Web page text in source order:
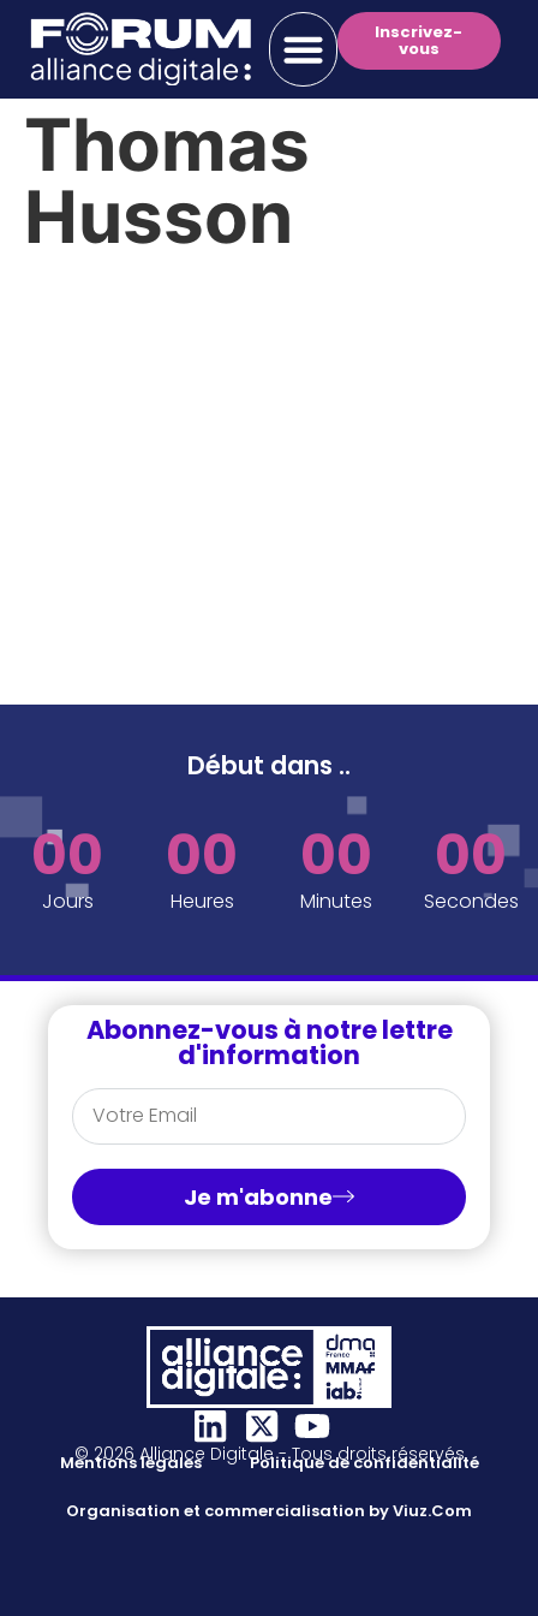
Inscrivez-
vous
Thomas
Husson
Début dans ..
00
Jours
00
Heures
00
Minutes
00
Secondes
Abonnez-vous à notre lettre
d'information
Je m'abonne
© 2026 Alliance Digitale - Tous droits réservés
Mentions légales Politique de confidentialité
Organisation et commercialisation by Viuz.Com